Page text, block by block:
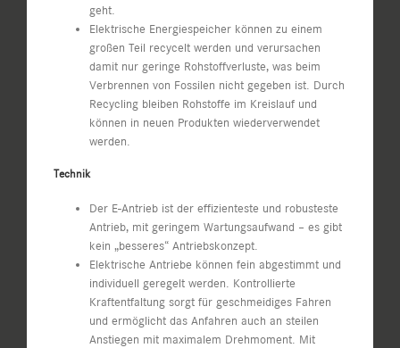
geht.
Elektrische Energiespeicher können zu einem
großen Teil recycelt werden und verursachen
damit nur geringe Rohstoffverluste, was beim
Verbrennen von Fossilen nicht gegeben ist. Durch
Recycling bleiben Rohstoffe im Kreislauf und
können in neuen Produkten wiederverwendet
werden.
Technik
Der E-Antrieb ist der effizienteste und robusteste
Antrieb, mit geringem Wartungsaufwand – es gibt
kein „besseres“ Antriebskonzept.
Elektrische Antriebe können fein abgestimmt und
individuell geregelt werden. Kontrollierte
Kraftentfaltung sorgt für geschmeidiges Fahren
und ermöglicht das Anfahren auch an steilen
Anstiegen mit maximalem Drehmoment. Mit